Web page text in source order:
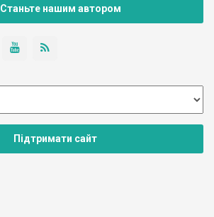
Станьте нашим автором
Підтримати сайт